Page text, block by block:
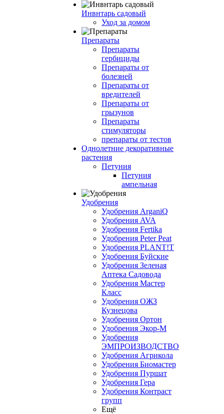
Инвнтарь садовый
Уход за домом
Препараты
Препараты
гербициды
Препараты от
болезней
Препараты от
вредителей
Препараты от
грызунов
Препараты
стимуляторы
препараты от тестов
Однолетние декоративные
растения
Петуния
Петуния
ампельная
Удобрения
Удобрения ArganiQ
Удобрения AVA
Удобрения Fertika
Удобрения Peter Peat
Удобрения PLANT!T
Удобрения Буйские
Удобрения Зеленая
Аптека Садовода
Удобрения Мастер
Класс
Удобрения ОЖЗ
Кузнецова
Удобрения Ортон
Удобрения Экор-М
Удобрения
ЭМПРОИЗВОДСТВО
Удобрения Агрикола
Удобрения Биомастер
Удобрения Пуршат
Удобрения Гера
Удобрения Контраст
групп
Ещё